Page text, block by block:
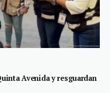
Avenida y resguardan